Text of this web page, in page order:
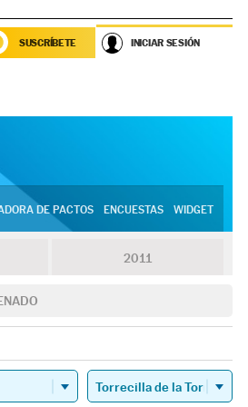
SUSCRÍBETE INICIAR SESIÓN
DE PACTOS ENCUESTAS WIDGET
2011